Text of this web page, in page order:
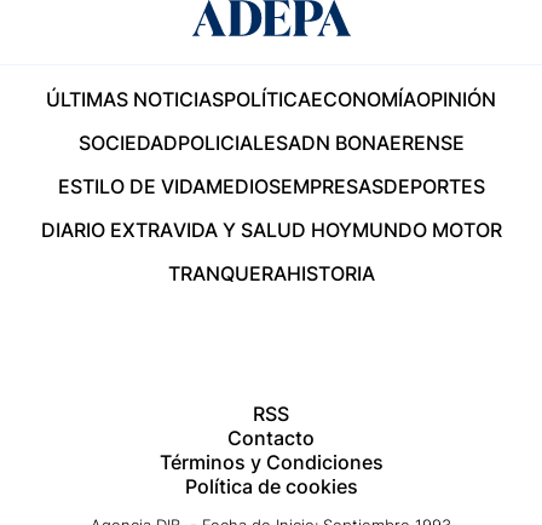
ÚLTIMAS NOTICIASPOLÍTICAECONOMÍAOPINIÓN
SOCIEDADPOLICIALESADN BONAERENSE
ESTILO DE VIDAMEDIOSEMPRESASDEPORTES
DIARIO EXTRAVIDA Y SALUD HOYMUNDO MOTOR
TRANQUERAHISTORIA
RSS
Contacto
Términos y Condiciones
Política de cookies